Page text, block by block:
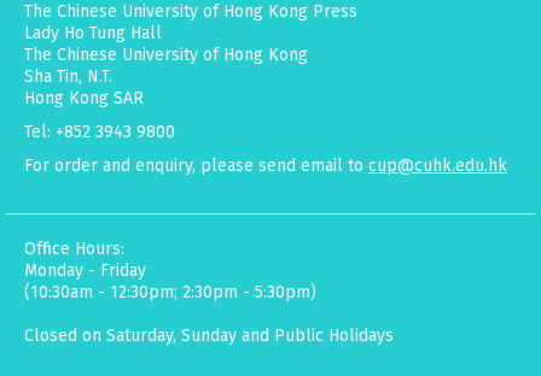
The Chinese University of Hong Kong Press
Lady Ho Tung Hall
The Chinese University of Hong Kong
Sha Tin, N.T.
Hong Kong SAR
Tel: +852 3943 9800
For order and enquiry, please send email to cup@cuhk.edu.hk
Office Hours:
Monday - Friday
(10:30am - 12:30pm; 2:30pm - 5:30pm)
Closed on Saturday, Sunday and Public Holidays